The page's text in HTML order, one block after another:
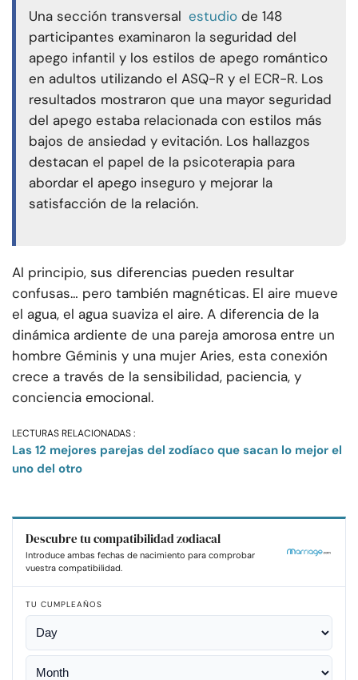
Una sección transversal estudio de 148
participantes examinaron la seguridad del
apego infantil y los estilos de apego romántico
en adultos utilizando el ASQ-R y el ECR-R. Los
resultados mostraron que una mayor seguridad
del apego estaba relacionada con estilos más
bajos de ansiedad y evitación. Los hallazgos
destacan el papel de la psicoterapia para
abordar el apego inseguro y mejorar la
satisfacción de la relación.
Al principio, sus diferencias pueden resultar
confusas… pero también magnéticas. El aire mueve
el agua, el agua suaviza el aire. A diferencia de la
dinámica ardiente de una pareja amorosa entre un
hombre Géminis y una mujer Aries, esta conexión
crece a través de la sensibilidad, paciencia, y
conciencia emocional.
LECTURAS RELACIONADAS :
Las 12 mejores parejas del zodíaco que sacan lo mejor el
uno del otro
Descubre tu compatibilidad zodiacal
Introduce ambas fechas de nacimiento para comprobar
vuestra compatibilidad.
TU CUMPLEAÑOS